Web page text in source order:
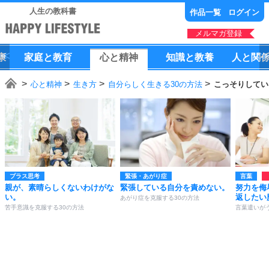
人生の教科書 作品一覧 ログイン
メルマガ登録
家庭と教育 心と精神 知識と教養 人 と 関
心と精神 生き方 自分らしく生きる30の方法 こっそりして
プラス思考
親が、素晴らしくないわけがな
い。
苦手意識を克服する30の方法
緊張・あがり症
緊張している自分を責めない。
あがり症を克服する30の方法
言葉
努力を侮
返したい
言葉遣いが